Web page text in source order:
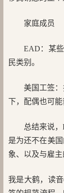
家庭成员
EAD：某
民类别。
美国工签
下，配偶也可能
总结来说
是为还不在美
象、以及与雇主
我是大鹤，读